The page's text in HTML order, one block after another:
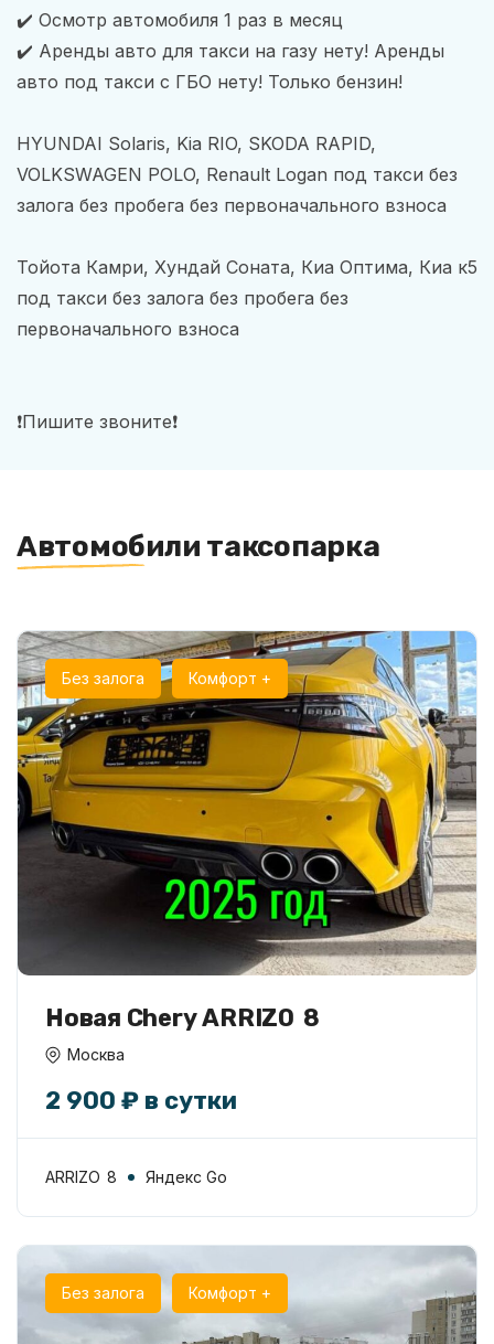
✔️ Осмотр автомобиля 1 раз в месяц
✔️ Аренды авто для такси на газу нету! Аренды
авто под такси с ГБО нету! Только бензин!
HYUNDAI Solaris, Kia RIO, SKODA RAPID,
VOLKSWAGEN POLO, Renault Logan под такси без
залога без пробега без первоначального взноса
Тойота Камри, Хундай Соната, Киа Оптима, Киа к5
под такси без залога без пробега без
первоначального взноса
❗️Пишите звоните❗️
Автомобили таксопарка
Без залога Комфорт +
Новая Chery ARRIZO 8
Москва
2 900 ₽ в сутки
ARRIZO 8 Яндекс Go
Без залога Комфорт +